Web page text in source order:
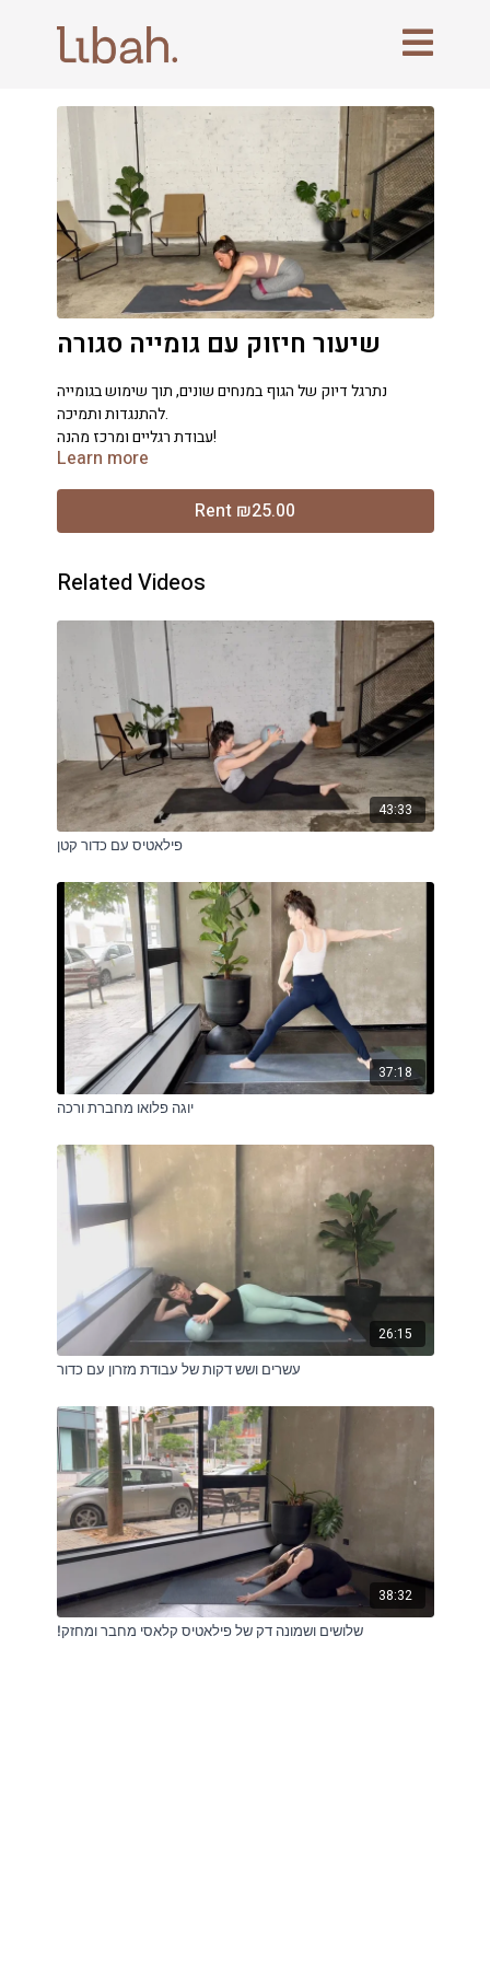
שיעור חיזוק עם גומייה סגורה
נתרגל דיוק של הגוף במנחים שונים, תוך שימוש בגומייה
להתנגדות ותמיכה.
עבודת רגליים ומרכז מהנה!
Learn more
Rent ₪25.00
Related Videos
43:33
פילאטיס עם כדור קטן
37:18
יוגה פלואו מחברת ורכה
26:15
עשרים ושש דקות של עבודת מזרון עם כדור
38:32
!שלושים ושמונה דק של פילאטיס קלאסי מחבר ומחזק